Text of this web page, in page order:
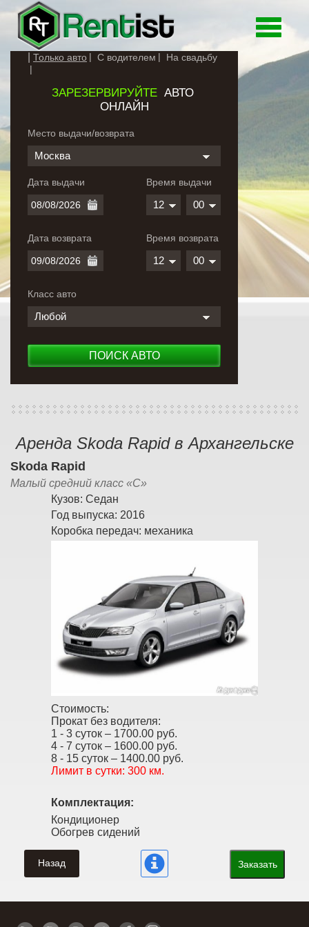
Toggle
Только авто С водителем На свадьбу
ЗАРЕЗЕРВИРУЙТЕАВТО
ОНЛАЙН
Место выдачи/возврата
Москва
Дата выдачи
Дата возврата
Время выдачи
12 00
Время возврата
12 00
Класс авто
Любой
ПОИСК АВТО
Аренда Skoda Rapid в Архангельске
Skoda Rapid
Малый средний класс «С»
Кузов: Седан
Год выпуска: 2016
Коробка передач: механика
Стоимость:
Прокат без водителя:
1 - 3 суток – 1700.00 руб.
4 - 7 суток – 1600.00 руб.
8 - 15 суток – 1400.00 руб.
Лимит в сутки: 300 км.
Комплектация:
Кондиционер
Обогрев сидений
Назад Заказать